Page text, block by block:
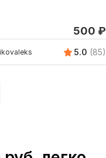
500 ₽
5.0 (85)